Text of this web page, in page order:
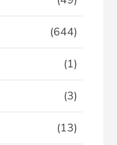
(644)
(1)
(3)
(13)